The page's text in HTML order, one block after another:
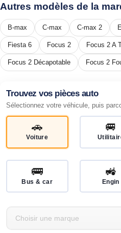
Autres modèles de la
B-max C-max C-max 2
Fiesta 6 Focus 2 Focus 2 A
Focus 2 Décapotable Focus 2
Trouvez vos pièces auto
Sélectionnez votre véhicule, puis
🚗
Voiture
🚐
🚌
Bus & car
🚜
Engin